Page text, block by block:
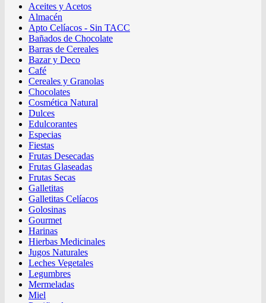
Aceites y Acetos
Almacén
Apto Celíacos - Sin TACC
Bañados de Chocolate
Barras de Cereales
Bazar y Deco
Café
Cereales y Granolas
Chocolates
Cosmética Natural
Dulces
Edulcorantes
Especias
Fiestas
Frutas Desecadas
Frutas Glaseadas
Frutas Secas
Galletitas
Galletitas Celíacos
Golosinas
Gourmet
Harinas
Hierbas Medicinales
Jugos Naturales
Leches Vegetales
Legumbres
Mermeladas
Miel